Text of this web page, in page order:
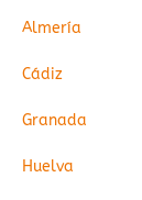
Almería
Cádiz
Granada
Huelva